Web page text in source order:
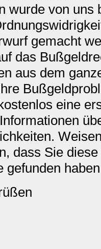
wurde von uns
gemacht
das
aus dem
eine
dass Sie
gefunden